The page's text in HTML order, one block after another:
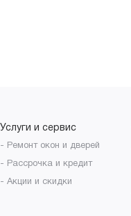
Услуги и сервис
- Ремонт окон и дверей
- Рассрочка и кредит
- Акции и скидки